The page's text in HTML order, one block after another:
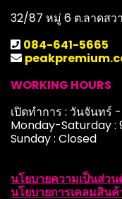
32/87 หมู่ 6 ต.ลาดสว
084-641-5665
WORKING HOURS
เปิดทำการ : วันจันทร์ -
Monday-Saturday :
Sunday : Closed
นโยบายความเป็นส่วน
นโยบายการเคลมสิน